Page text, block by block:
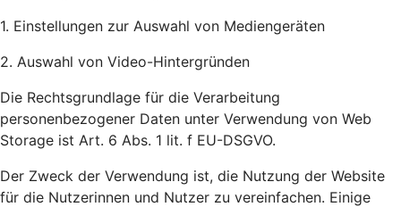
1. Einstellungen zur Auswahl von Mediengeräten
2. Auswahl von Video-Hintergründen
Die Rechtsgrundlage für die Verarbeitung
personenbezogener Daten unter Verwendung von Web
Storage ist Art. 6 Abs. 1 lit. f EU-DSGVO.
Der Zweck der Verwendung ist, die Nutzung der Website
für die Nutzerinnen und Nutzer zu vereinfachen. Einige